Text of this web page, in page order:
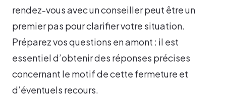
rendez-vous avec un conseiller peut être un
premier pas pour clarifier votre situation.
Préparez vos questions en amont : il est
essentiel d’obtenir des réponses précises
concernant le motif de cette fermeture et
d’éventuels recours.